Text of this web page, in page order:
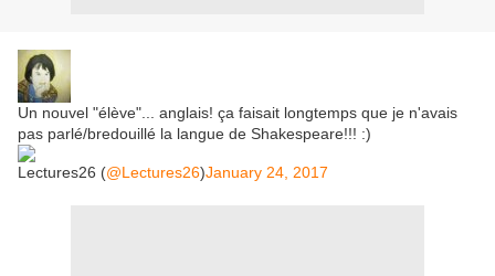
Un nouvel "élève"... anglais! ça faisait longtemps que je n'avais
pas parlé/bredouillé la langue de Shakespeare!!! :)
Lectures26 (@Lectures26)January 24, 2017